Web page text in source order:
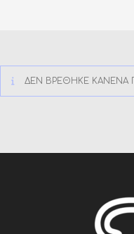
ΔΕΝ ΒΡΈΘΗΚΕ ΚΑΝΈΝΑ